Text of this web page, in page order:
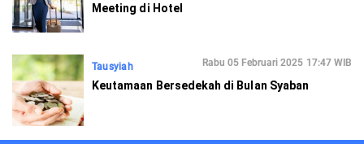
Meeting di Hotel
Tausyiah Rabu 05 Februari 2025 17:47 WIB
Keutamaan Bersedekah di Bulan Syaban